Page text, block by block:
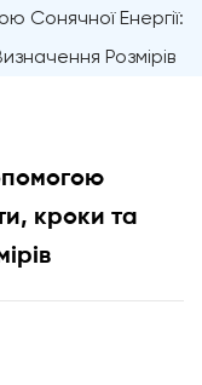
Енергії:
Розмірів
кроки та